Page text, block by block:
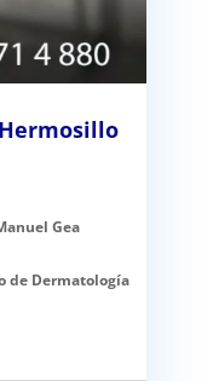
Gea
de Dermatología